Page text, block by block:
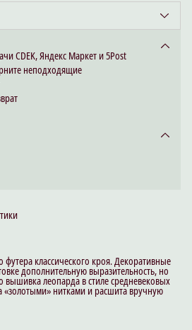
CDEK, Яндекс Маркет и 5Post
неподходящие
футера классического кроя. Декоративные
дополнительную выразительность, но
вышивка леопарда в стиле средневековых
нитками и расшита вручную